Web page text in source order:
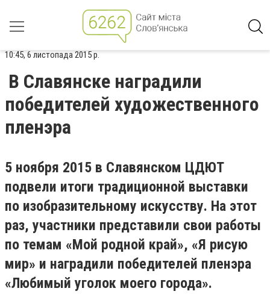
10:45, 6 листопада 2015 р.
В Славянске наградили
победителей художественного
пленэра
5 ноября 2015 в Славянском ЦДЮТ
подвели итоги традиционной выставки
по изобразительному искусству. На этот
раз, участники представили свои работы
по темам «Мой родной край», «Я рисую
мир» и наградили победителей пленэра
«Любимый уголок моего города».